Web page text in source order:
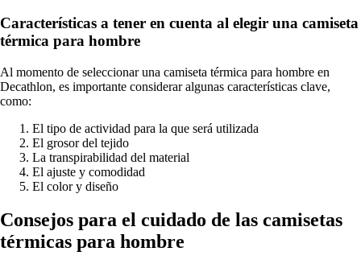
Características a tener en cuenta al elegir una camiseta
térmica para hombre
Al momento de seleccionar una camiseta térmica para hombre en
Decathlon, es importante considerar algunas características clave,
como:
El tipo de actividad para la que será utilizada
El grosor del tejido
La transpirabilidad del material
El ajuste y comodidad
El color y diseño
Consejos para el cuidado de las camisetas
térmicas para hombre